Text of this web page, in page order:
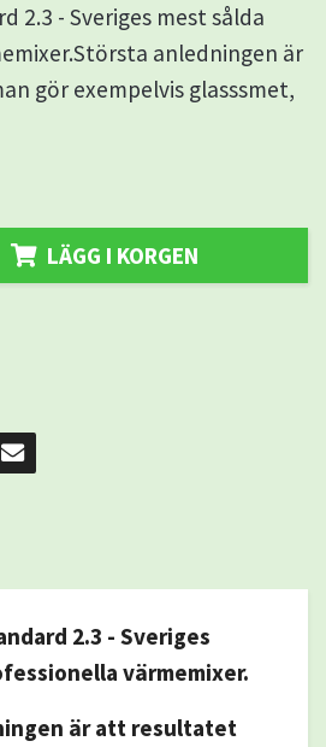
2.3 - Sveriges mest sålda
anledningen är
gör exempelvis glasssmet,
LÄGG I KORGEN
2.3 - Sveriges
värmemixer.
är att resultatet